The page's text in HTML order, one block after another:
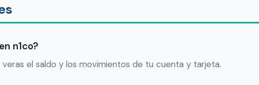
n1co?
veras el saldo y los movimientos de tu cuenta y tarjeta.